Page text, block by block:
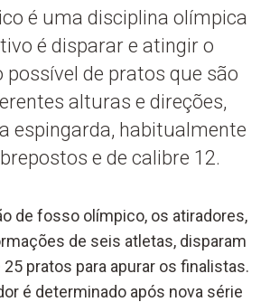
é uma disciplina olímpica
é disparar e atingir o
de pratos que são
alturas e direções,
espingarda, habitualmente
e de calibre 12.
de fosso olímpico, os atiradores,
de seis atletas, disparam
pratos para apurar os finalistas.
é determinado após nova série